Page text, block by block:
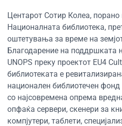
Центарот Сотир Колеа, порано
Националната библиотека,
оштетувања за време на
Благодарение на поддршката
UNOPS преку проектот EU4
библиотеката е
национален библиотечен
со најсовремена опрема
опфаќа сервери, скенери за
компјутери, таблети,